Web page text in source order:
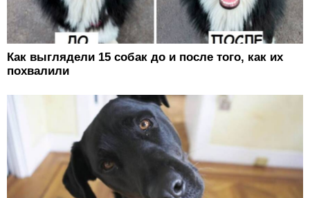
Как выглядели 15 собак до и после того, как их
похвалили